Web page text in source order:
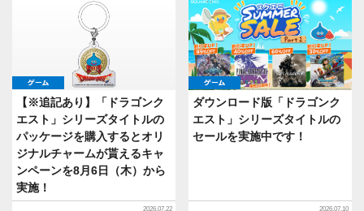
ゲーム
【※追記あり】「ドラゴンク
エスト」シリーズタイトルの
パッケージを購入するとオリ
ジナルチャームが貰えるキャ
ンペーンを8月6日（木）から
実施！
2026.07.22
ゲーム
ダウンロード版「ドラゴンク
エスト」シリーズタイトルの
セールを実施中です！
2026.07.10